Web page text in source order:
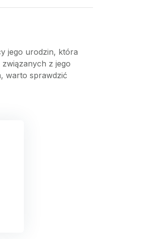
jego urodzin, która
z jego
warto sprawdzić